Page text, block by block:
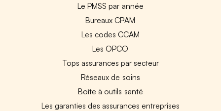
Le PMSS par année
Bureaux CPAM
Les codes CCAM
Les OPCO
Tops assurances par secteur
Réseaux de soins
Boîte à outils santé
Les garanties des assurances entreprises